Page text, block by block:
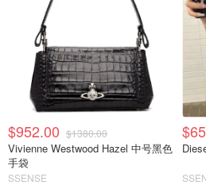
$952.00 $1380.00
Vivienne Westwood Hazel 中号黑色
手袋
SSENSE